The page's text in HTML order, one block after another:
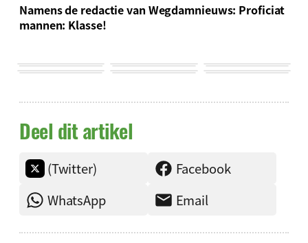
Namens de redactie van Wegdamnieuws: Proficiat
mannen: Klasse!
Deel dit artikel
(Twitter)
Facebook
WhatsApp
Email